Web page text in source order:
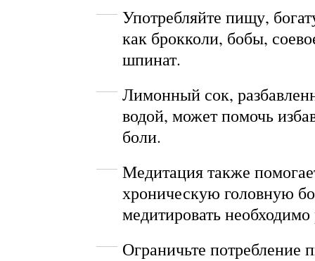
Употребляйте пищу,
как брокколи, бобы,
шпинат.
Лимонный сок,
водой, может помочь
боли.
Медитация также
хроническую головную
медитировать необходимо
Ограничьте